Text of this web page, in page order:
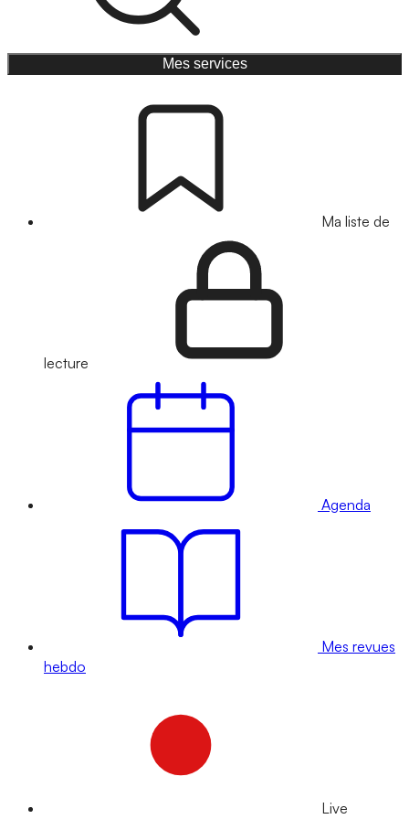
Mes services
Ma liste de
lecture
Agenda
Mes revues
hebdo
Live